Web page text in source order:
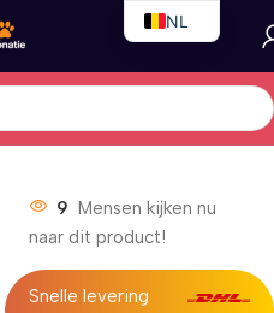
9 Mensen kijken nu
naar dit product!
Snelle levering
NL